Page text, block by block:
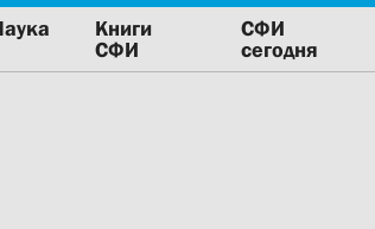
Книги
СФИ
СФИ
сегодня